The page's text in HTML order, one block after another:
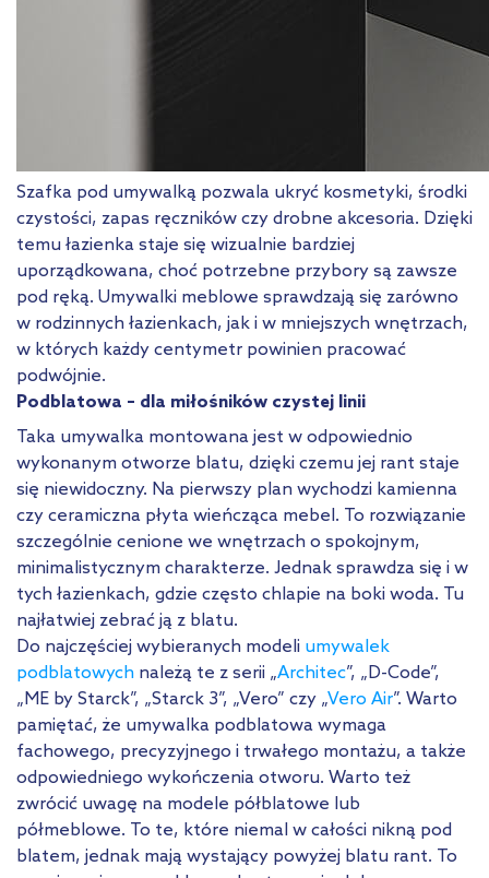
Szafka pod umywalką pozwala ukryć kosmetyki, środki
czystości, zapas ręczników czy drobne akcesoria. Dzięki
temu łazienka staje się wizualnie bardziej
uporządkowana, choć potrzebne przybory są zawsze
pod ręką. Umywalki meblowe sprawdzają się zarówno
w rodzinnych łazienkach, jak i w mniejszych wnętrzach,
w których każdy centymetr powinien pracować
podwójnie.
Podblatowa – dla miłośników czystej linii
Taka umywalka montowana jest w odpowiednio
wykonanym otworze blatu, dzięki czemu jej rant staje
się niewidoczny. Na pierwszy plan wychodzi kamienna
czy ceramiczna płyta wieńcząca mebel. To rozwiązanie
szczególnie cenione we wnętrzach o spokojnym,
minimalistycznym charakterze. Jednak sprawdza się i w
tych łazienkach, gdzie często chlapie na boki woda. Tu
najłatwiej zebrać ją z blatu.
Do najczęściej wybieranych modeli umywalek
podblatowych należą te z serii „Architec”, „D-Code”,
„ME by Starck”, „Starck 3”, „Vero” czy „Vero Air”. Warto
pamiętać, że umywalka podblatowa wymaga
fachowego, precyzyjnego i trwałego montażu, a także
odpowiedniego wykończenia otworu. Warto też
zwrócić uwagę na modele półblatowe lub
półmeblowe. To te, które niemal w całości nikną pod
blatem, jednak mają wystający powyżej blatu rant. To